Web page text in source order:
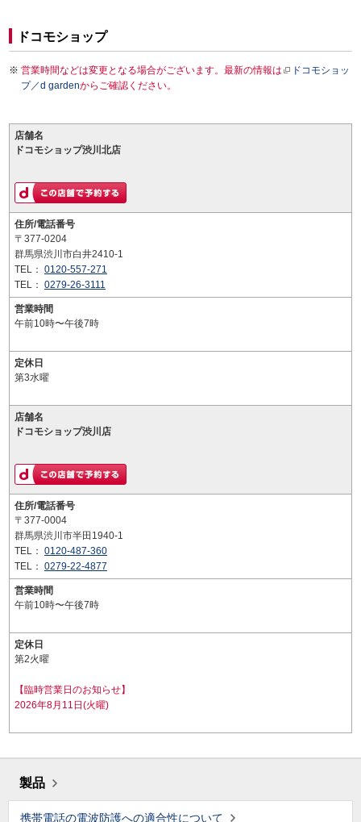
ドコモショップ
営業時間などは変更となる場合がございます。最新の情報は
ドコモショッ
プ／d gardenからご確認ください。
店舗名
ドコモショップ渋川北店
住所/電話番号
〒377-0204
群馬県渋川市白井2410-1
TEL： 0120-557-271
TEL： 0279-26-3111
営業時間
午前10時〜午後7時
定休日
第3水曜
店舗名
ドコモショップ渋川店
住所/電話番号
〒377-0004
群馬県渋川市半田1940-1
TEL： 0120-487-360
TEL： 0279-22-4877
営業時間
午前10時〜午後7時
定休日
第2火曜
【臨時営業日のお知らせ】
2026年8月11日(火曜)
製品
携帯電話の電波防護への適合性について